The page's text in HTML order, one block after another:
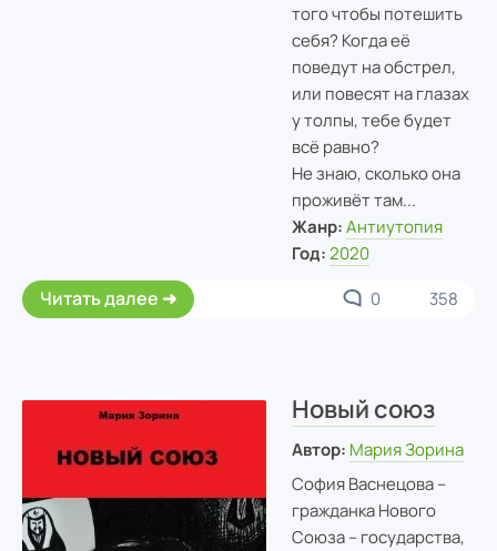
того чтобы потешить
себя? Когда её
поведут на обстрел,
или повесят на глазах
у толпы, тебе будет
всё равно?
Не знаю, сколько она
проживёт там...
Жанр: Антиутопия
Год: 2020
Читать далее 0 358
Новый союз
Автор: Мария Зорина
София Васнецова –
гражданка Нового
Союза – государства,